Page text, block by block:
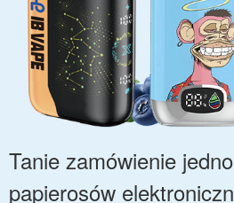
Tanie zamówienie
papierosów